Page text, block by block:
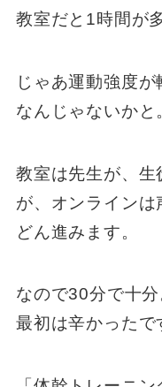
教室だと1時間が
じゃあ運動強度
なんじゃないかと
教室は先生が、生
が、オンライン
どん進みます。
なので30分で十
最初は辛かったで